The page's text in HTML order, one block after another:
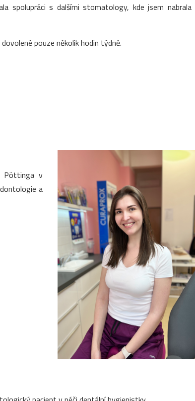
spolupráci s dalšími stomatology, kde jsem nabrala
pouze několik hodin týdně.
Pöttinga v
a